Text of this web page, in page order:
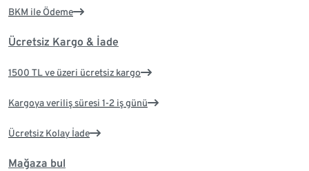
BKM ile Ödeme
Ücretsiz Kargo & İade
1500 TL ve üzeri ücretsiz kargo
Kargoya veriliş süresi 1-2 iş günü
Ücretsiz Kolay İade
Mağaza bul